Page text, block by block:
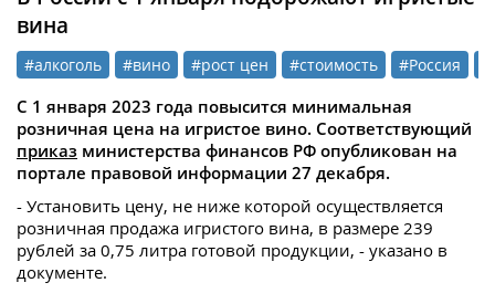
вина
#алкоголь #вино #рост цен #стоимость #Россия
С 1 января 2023 года повысится минимальная
розничная цена на игристое вино. Соответствующий
приказ министерства финансов РФ опубликован на
портале правовой информации 27 декабря.
- Установить цену, не ниже которой осуществляется
розничная продажа игристого вина, в размере 239
рублей за 0,75 литра готовой продукции, - указано в
документе.